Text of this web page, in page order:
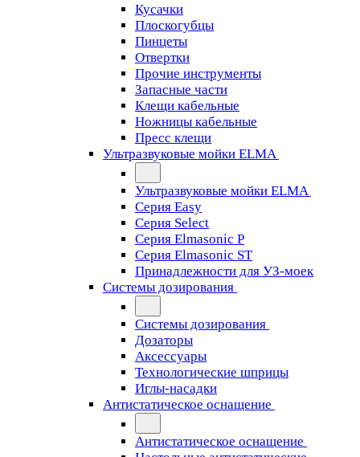
Кусачки
Плоскогубцы
Пинцеты
Отвертки
Прочие инструменты
Запасные части
Клещи кабельные
Ножницы кабельные
Пресс клещи
Ультразвуковые мойки ELMA
Ультразвуковые мойки ELMA
Серия Easy
Серия Select
Серия Elmasonic P
Серия Elmasonic ST
Принадлежности для УЗ-моек
Системы дозирования
Системы дозирования
Дозаторы
Аксессуары
Технологические шприцы
Иглы-насадки
Антистатическое оснащение
Антистатическое оснащение